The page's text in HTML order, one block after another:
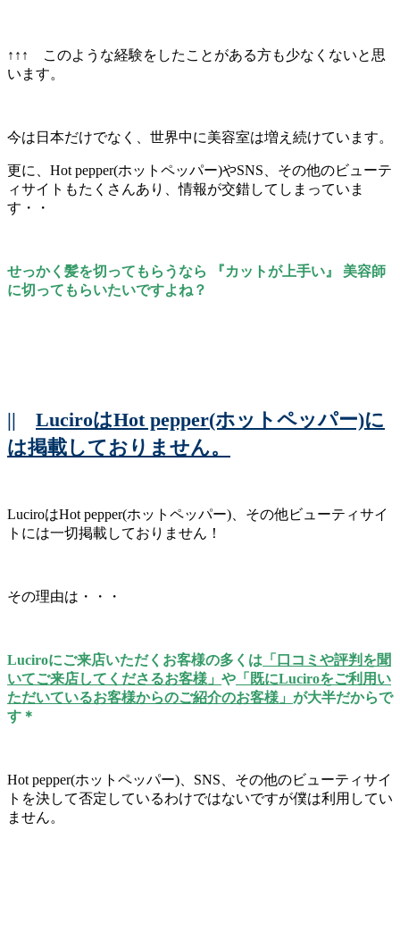
↑↑↑ このような経験をしたことがある方も少なくないと思
います。
今は日本だけでなく、世界中に美容室は増え続けています。
更に、Hot pepper(ホットペッパー)やSNS、その他のビューテ
ィサイトもたくさんあり、情報が交錯してしまっていま
す・・
せっかく髪を切ってもらうなら 『カットが上手い』 美容師
に切ってもらいたいですよね？
|| LuciroはHot pepper(ホットペッパー)に
は掲載しておりません。
LuciroはHot pepper(ホットペッパー)、その他ビューティサイ
トには一切掲載しておりません！
その理由は・・・
Luciroにご来店いただくお客様の多くは 「口コミや評判を聞
いてご来店してくださるお客様」 や 「既にLuciroをご利用い
ただいているお客様からのご紹介のお客様」 が大半だからで
す＊
Hot pepper(ホットペッパー)、SNS、その他のビューティサイ
トを決して否定しているわけではないですが僕は利用してい
ません。